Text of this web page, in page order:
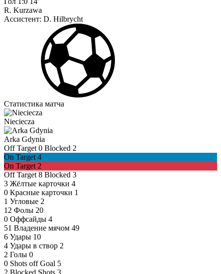
R. Kurzawa
Ассистент: D. Hilbrycht
Статистика матча
Nieciecza
Arka Gdynia
Off Target 0 Blocked 2
On Target 4
On Target 2
Off Target 8 Blocked 3
3 Жёлтые карточки 4
0 Красные карточки 1
1 Угловые 2
12 Фолы 20
0 Оффсайды 4
51 Владение мячом 49
6 Удары 10
4 Удары в створ 2
2 Голы 0
0 Shots off Goal 5